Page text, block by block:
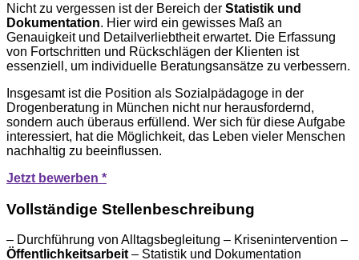
Nicht zu vergessen ist der Bereich der Statistik und
Dokumentation. Hier wird ein gewisses Maß an
Genauigkeit und Detailverliebtheit erwartet. Die Erfassung
von Fortschritten und Rückschlägen der Klienten ist
essenziell, um individuelle Beratungsansätze zu verbessern.
Insgesamt ist die Position als Sozialpädagoge in der
Drogenberatung in München nicht nur herausfordernd,
sondern auch überaus erfüllend. Wer sich für diese Aufgabe
interessiert, hat die Möglichkeit, das Leben vieler Menschen
nachhaltig zu beeinflussen.
Jetzt bewerben *
Vollständige Stellenbeschreibung
– Durchführung von Alltagsbegleitung – Krisenintervention –
Öffentlichkeitsarbeit – Statistik und Dokumentation